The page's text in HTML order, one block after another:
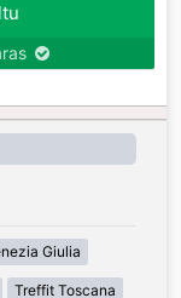
Giulia
Treffit Toscana